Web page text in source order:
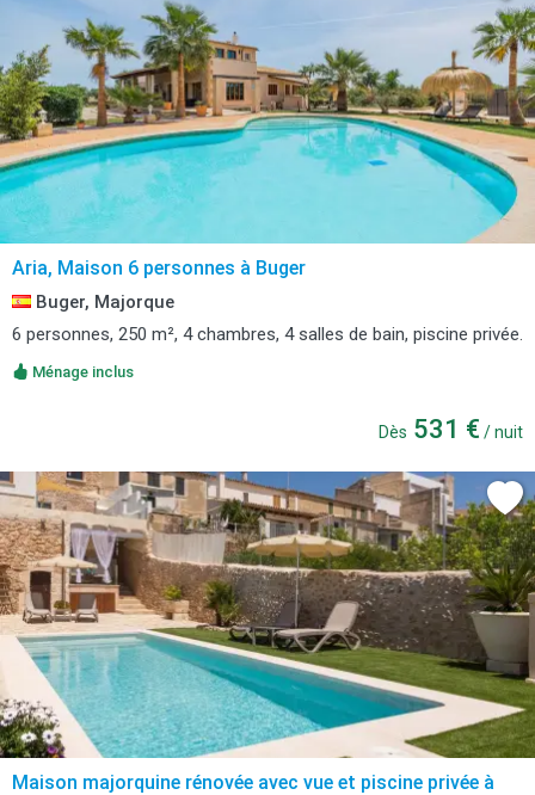
Aria, Maison 6 personnes à Buger
Buger, Majorque
6 personnes, 250 m², 4 chambres, 4 salles de bain, piscine privée.
Ménage inclus
Dès 531 € / nuit
Maison majorquine rénovée avec vue et piscine privée à